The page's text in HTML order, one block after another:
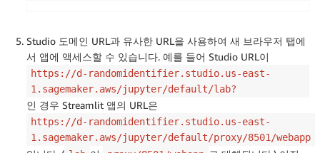
Studio 도메인 URL과 유사한 URL을 사용하여 새 브라우저 탭에
서 앱에 액세스할 수 있습니다. 예를 들어 Studio URL이
https://d-randomidentifier.studio.us-east-
1.sagemaker.aws/jupyter/default/lab?
인 경우 Streamlit 앱의 URL은
https://d-randomidentifier.studio.us-east-
1.sagemaker.aws/jupyter/default/proxy/8501/webapp